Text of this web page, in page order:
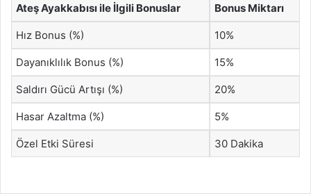
Ateş Ayakkabısı ile İlgili Bonuslar Bonus Miktarı
Hız Bonus (%) 10%
Dayanıklılık Bonus (%) 15%
Saldırı Gücü Artışı (%) 20%
Hasar Azaltma (%) 5%
Özel Etki Süresi 30 Dakika